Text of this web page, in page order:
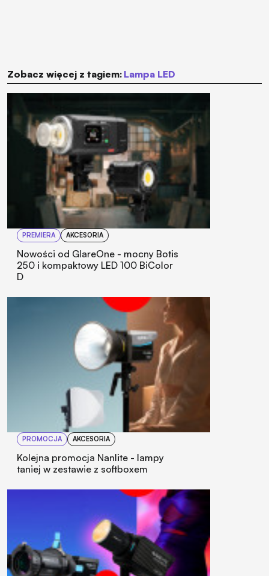
Zobacz więcej z tagiem: lampa LED
PREMIERA AKCESORIA
Nowości od GlareOne - mocny Botis
250 i kompaktowy LED 100 BiColor
D
PROMOCJA AKCESORIA
Kolejna promocja Nanlite - lampy
taniej w zestawie z softboxem